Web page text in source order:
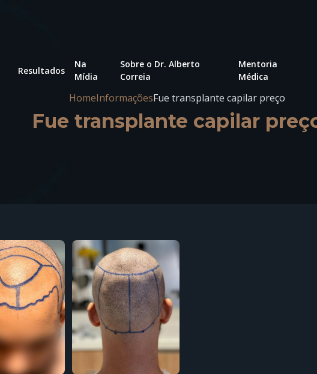
Resultados
Na
Mídia
Sobre o Dr. Alberto
Correia
Mentoria
Médica
HomeInformaçõesFue transplante capilar preço
Fue transplante capilar